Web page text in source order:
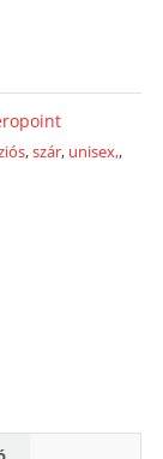
,szár, unisex,,